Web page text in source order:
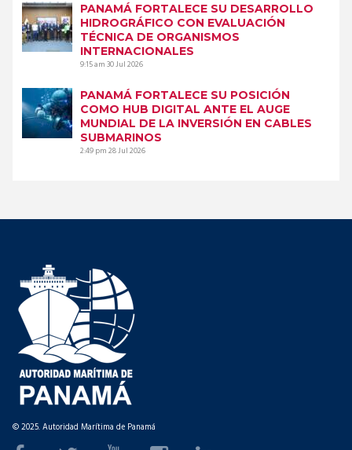
PANAMÁ FORTALECE SU DESARROLLO
HIDROGRÁFICO CON EVALUACIÓN
TÉCNICA DE ORGANISMOS
INTERNACIONALES
9:15 am30 Jul 2026
PANAMÁ FORTALECE SU POSICIÓN
COMO HUB DIGITAL ANTE EL AUGE
MUNDIAL DE LA INVERSIÓN EN CABLES
SUBMARINOS
2:49 pm28 Jul 2026
© 2025. Autoridad Marítima de Panamá